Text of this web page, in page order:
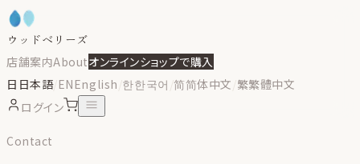
ウッドベリーズ
店舗案内Aboutオンラインショップで購入
日 日本語/ ENEnglish 한한국어 /简简体中文 繁繁體中文
ログイン
Contact